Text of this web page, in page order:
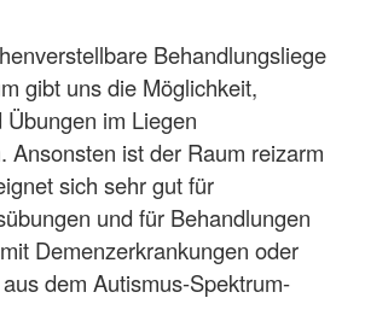
Behandlungsliege
gibt uns die Möglichkeit,
im Liegen
Ansonsten ist der Raum reizarm
sich sehr gut für
und für Behandlungen
Demenzerkrankungen oder
dem Autismus-Spektrum-